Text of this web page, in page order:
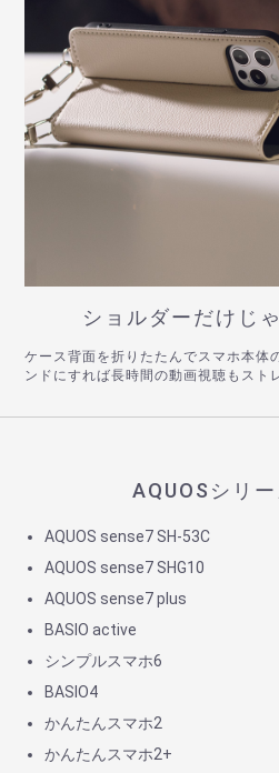
ショルダーだけじ
ケース背面を折りたたんでスマホ本体
ンドにすれば長時間の動画視聴もスト
AQUOSシリ
AQUOS sense7 SH-53C
AQUOS sense7 SHG10
AQUOS sense7 plus
BASIO active
シンプルスマホ6
BASIO4
かんたんスマホ2
かんたんスマホ2+